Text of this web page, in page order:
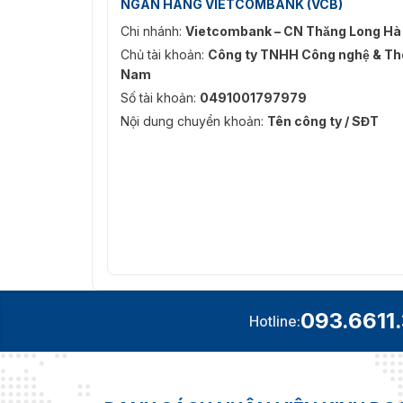
Cổng Swing Barrier
tự hào là đơn vị cung cấp
chất lượng với mức giá cạnh tranh nhất,
tôi qua số điện thoại 093.6611.372 để nhận
NGÂN HÀNG VIETCOMBANK (VCB)
Chi nhánh: Vietcombank – CN Thăng Long Hà
Chủ tài khoản: Công ty TNHH Công nghệ &
Nam
Số tài khoản: 0491001797979
Nội dung chuyển khoản: Tên công ty / SĐT
Hotline: